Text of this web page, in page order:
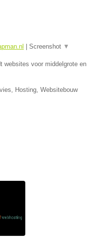
Screenshot ▼
websites voor middelgrote en
Hosting, Websitebouw